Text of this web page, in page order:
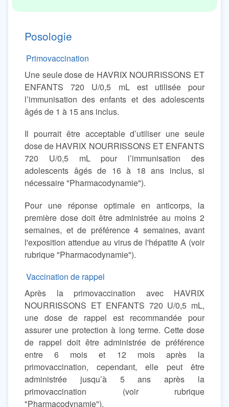
Posologie
Primovaccination
Une seule dose de HAVRIX NOURRISSONS ET
ENFANTS 720 U/0,5 mL est utilisée pour
l’immunisation des enfants et des adolescents
âgés de 1 à 15 ans inclus.
Il pourrait être acceptable d’utiliser une seule
dose de HAVRIX NOURRISSONS ET ENFANTS
720 U/0,5 mL pour l’immunisation des
adolescents âgés de 16 à 18 ans inclus, si
nécessaire "Pharmacodynamie").
Pour une réponse optimale en anticorps, la
première dose doit être administrée au moins 2
semaines, et de préférence 4 semaines, avant
l'exposition attendue au virus de l'hépatite A (voir
rubrique "Pharmacodynamie").
Vaccination de rappel
Après la primovaccination avec HAVRIX
NOURRISSONS ET ENFANTS 720 U/0,5 mL,
une dose de rappel est recommandée pour
assurer une protection à long terme. Cette dose
de rappel doit être administrée de préférence
entre 6 mois et 12 mois après la
primovaccination, cependant, elle peut être
administrée jusqu’à 5 ans après la
primovaccination (voir rubrique
"Pharmacodynamie").